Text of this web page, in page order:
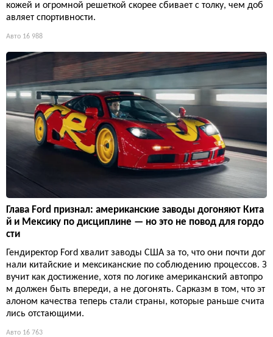
кожей и огромной решеткой скорее сбивает с толку, чем доб
авляет спортивности.
Авто 16 988
Глава Ford признал: американские заводы догоняют Кита
й и Мексику по дисциплине — но это не повод для гордо
сти
Гендиректор Ford хвалит заводы США за то, что они почти дог
нали китайские и мексиканские по соблюдению процессов. З
вучит как достижение, хотя по логике американский автопро
м должен быть впереди, а не догонять. Сарказм в том, что эт
алоном качества теперь стали страны, которые раньше счита
лись отстающими.
Авто 16 763